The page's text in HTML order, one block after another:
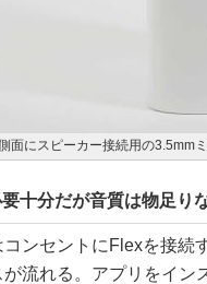
面にスピーカー接続用の3.5mm
十分だが音質は物足り
ンセントにFlexを接続
が流れる。アプリをイン